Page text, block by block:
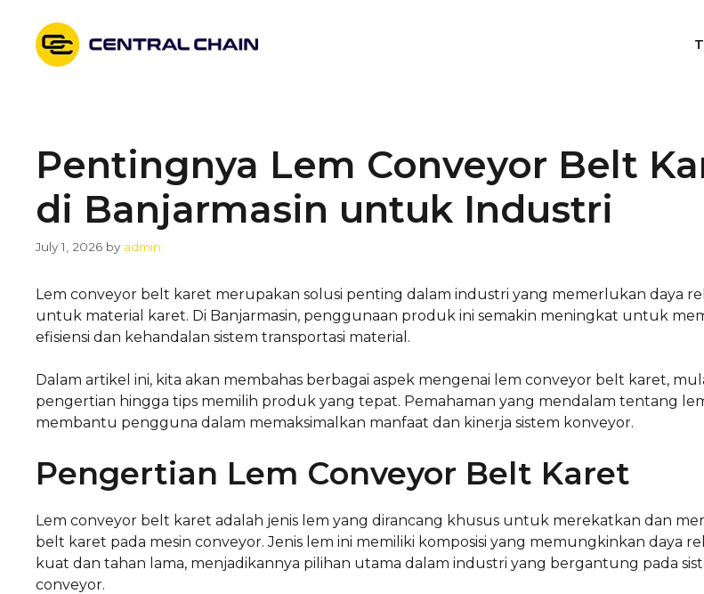
content
Pentingnya Lem Conveyor Belt
di Banjarmasin untuk Industri
July 1, 2026 by admin
Lem conveyor belt karet merupakan solusi penting dalam industri yang memerlukan daya
untuk material karet. Di Banjarmasin, penggunaan produk ini semakin meningkat untuk
efisiensi dan kehandalan sistem transportasi material.
Dalam artikel ini, kita akan membahas berbagai aspek mengenai lem conveyor belt karet,
pengertian hingga tips memilih produk yang tepat. Pemahaman yang mendalam tentang
membantu pengguna dalam memaksimalkan manfaat dan kinerja sistem konveyor.
Pengertian Lem Conveyor Belt Karet
Lem conveyor belt karet adalah jenis lem yang dirancang khusus untuk merekatkan dan
belt karet pada mesin conveyor. Jenis lem ini memiliki komposisi yang memungkinkan daya
kuat dan tahan lama, menjadikannya pilihan utama dalam industri yang bergantung pada
conveyor.